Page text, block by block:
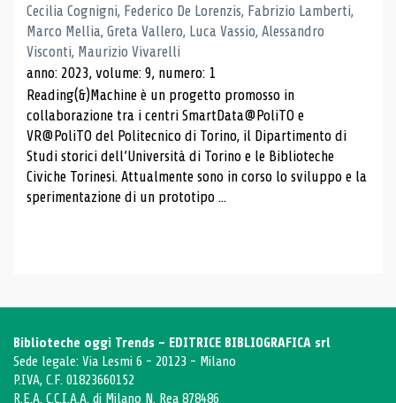
Cecilia Cognigni, Federico De Lorenzis, Fabrizio Lamberti,
Marco Mellia, Greta Vallero, Luca Vassio, Alessandro
Visconti, Maurizio Vivarelli
anno: 2023, volume: 9, numero: 1
Reading(&)Machine è un progetto promosso in
collaborazione tra i centri SmartData@PoliTO e
VR@PoliTO del Politecnico di Torino, il Dipartimento di
Studi storici dell’Università di Torino e le Biblioteche
Civiche Torinesi. Attualmente sono in corso lo sviluppo e la
sperimentazione di un prototipo ...
Biblioteche oggi Trends - EDITRICE BIBLIOGRAFICA srl
Sede legale: Via Lesmi 6 - 20123 - Milano
P.IVA, C.F. 01823660152
R.E.A. C.C.I.A.A. di Milano N. Rea 878486